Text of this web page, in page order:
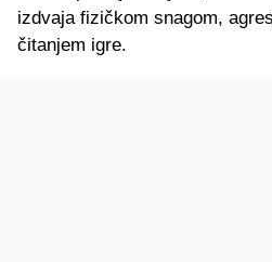
izdvaja fizičkom snagom,
čitanjem igre.